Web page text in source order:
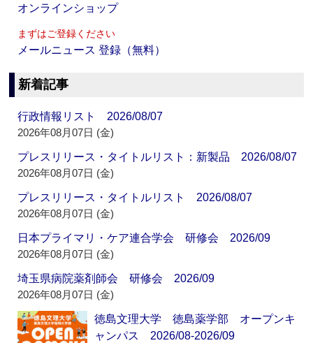
オンラインショップ
まずはご登録ください
メールニュース 登録（無料）
新着記事
行政情報リスト 2026/08/07
2026年08月07日 (金)
プレスリリース・タイトルリスト：新製品 2026/08/07
2026年08月07日 (金)
プレスリリース・タイトルリスト 2026/08/07
2026年08月07日 (金)
日本プライマリ・ケア連合学会 研修会 2026/09
2026年08月07日 (金)
埼玉県病院薬剤師会 研修会 2026/09
2026年08月07日 (金)
徳島文理大学 徳島薬学部 オープンキ
ャンパス 2026/08-2026/09